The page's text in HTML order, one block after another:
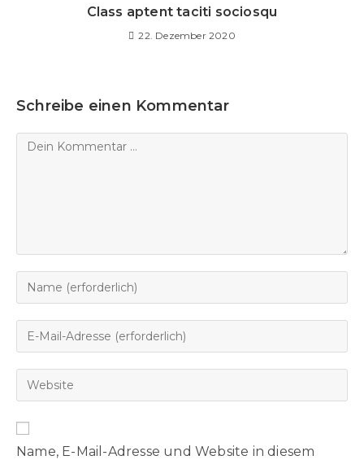
Class aptent taciti sociosqu
22. Dezember 2020
Schreibe einen Kommentar
Name, E-Mail-Adresse und Website in diesem